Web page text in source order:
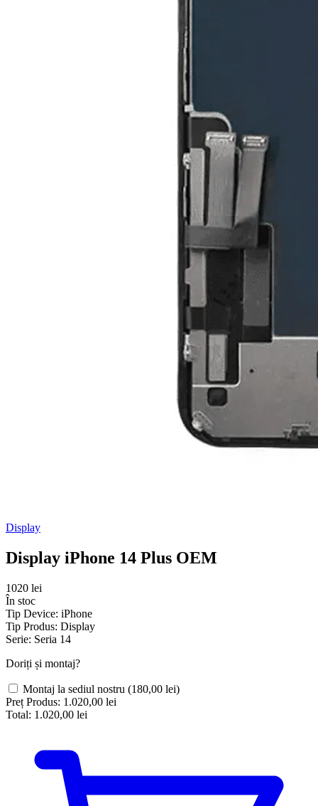
Display
Display iPhone 14 Plus OEM
1020 lei
În stoc
Tip Device: iPhone
Tip Produs: Display
Serie: Seria 14
Doriți și montaj?
Montaj la sediul nostru (180,00 lei)
Preț Produs: 1.020,00 lei
Total: 1.020,00 lei